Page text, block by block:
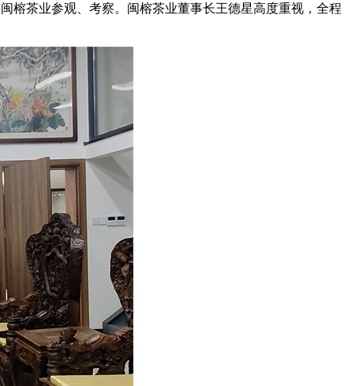
榕茶业参观、考察。闽榕茶业董事长王德星高度重视，全程